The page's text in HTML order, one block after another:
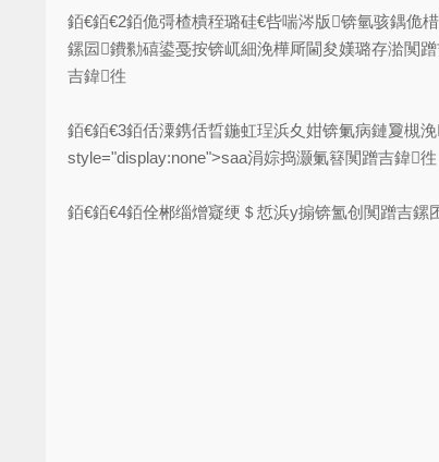
銆€銆€2銆佹彁楂樻秷璐硅€呰喘涔版锛氫骇鍝佹
鏍囩鐨勬礂鍙戞按锛屼細浼樺厛閫夋嫨璐存湁闃
吉鍏徃
銆€銆€3銆佸潥鎸佸晢鍦虹珵浜夊姏锛氭病鏈夐槻
style="display:none">saa涓婃捣灏氭簮闃蹭吉鍏徃
銆€銆€4銆佺郴缁熷寲绠＄悊浜у搧锛氳创闃蹭吉